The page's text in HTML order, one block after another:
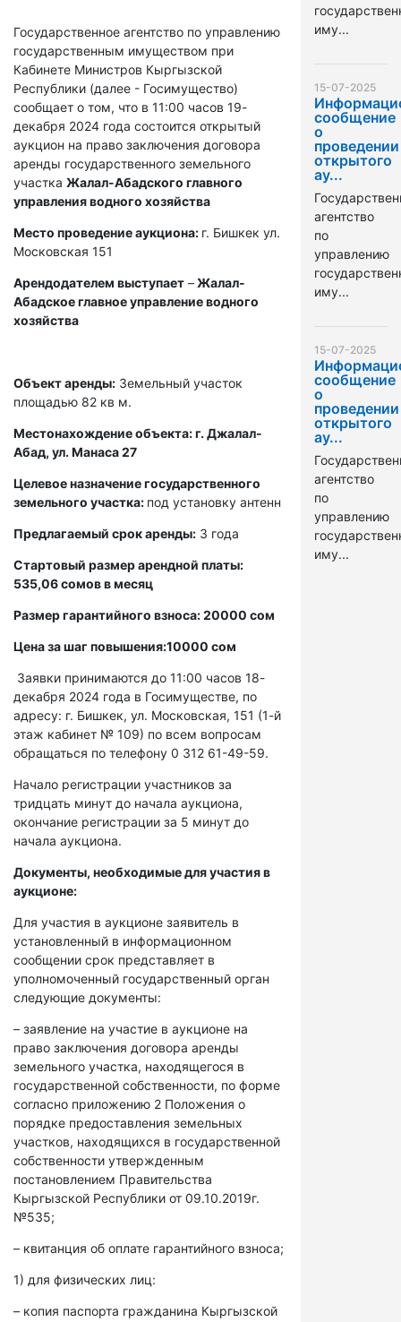
Государственное агентство по управлению
государственным имуществом при
Кабинете Министров Кыргызской
Республики (далее - Госимущество)
сообщает о том, что в 11:00 часов 19-
декабря 2024 года состоится открытый
аукцион на право заключения договора
аренды государственного земельного
участка Жалал-Абадского главного
управления водного хозяйства
Место проведение аукциона: г. Бишкек ул.
Московская 151
Арендодателем выступает – Жалал-
Абадское главное управление водного
хозяйства
Объект аренды: Земельный участок
площадью 82 кв м.
Местонахождение объекта: г. Джалал-
Абад, ул. Манаса 27
Целевое назначение государственного
земельного участка: под установку антенн
Предлагаемый срок аренды: 3 года
Стартовый размер арендной платы:
535,06 сомов в месяц
Размер гарантийного взноса: 20000 сом
Цена за шаг повышения:10000 сом
Заявки принимаются до 11:00 часов 18-
декабря 2024 года в Госимуществе, по
адресу: г. Бишкек, ул. Московская, 151 (1-й
этаж кабинет № 109) по всем вопросам
обращаться по телефону 0 312 61-49-59.
Начало регистрации участников за
тридцать минут до начала аукциона,
окончание регистрации за 5 минут до
начала аукциона.
Документы, необходимые для участия в
аукционе:
Для участия в аукционе заявитель в
установленный в информационном
сообщении срок представляет в
уполномоченный государственный орган
следующие документы:
– заявление на участие в аукционе на
право заключения договора аренды
земельного участка, находящегося в
государственной собственности, по форме
согласно приложению 2 Положения о
порядке предоставления земельных
участков, находящихся в государственной
собственности утвержденным
постановлением Правительства
Кыргызской Республики от 09.10.2019г.
№535;
– квитанция об оплате гарантийного взноса;
1) для физических лиц:
– копия паспорта гражданина Кыргызской
иму...
15-07-2025
сообщение
о
проведении
открытого
ау...
агентство
по
управлению
иму...
15-07-2025
сообщение
о
проведении
открытого
ау...
агентство
по
управлению
иму...